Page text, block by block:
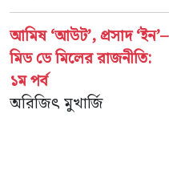
আমিষ ‘আউট’, প্রসাদ ‘ইন’–
মিড ডে মিলের রাজনীতি:
১ম পর্ব
অরিজিৎ মুখার্জি